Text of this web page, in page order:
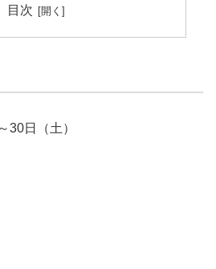
目次
30日（土）